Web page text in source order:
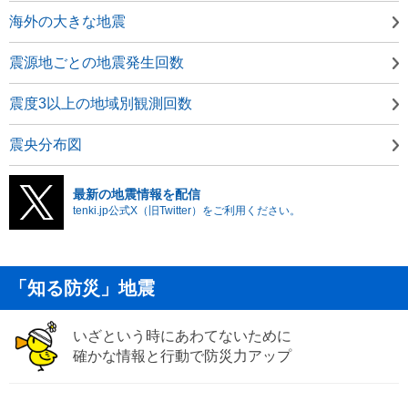
海外の大きな地震
震源地ごとの地震発生回数
震度3以上の地域別観測回数
震央分布図
最新の地震情報を配信
tenki.jp公式X（旧Twitter）をご利用ください。
「知る防災」地震
いざという時にあわてないために
確かな情報と行動で防災力アップ